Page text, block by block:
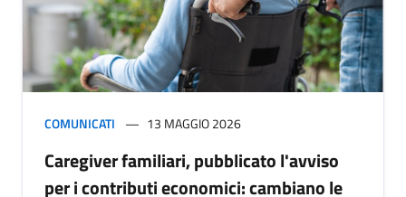
COMUNICATI 13 MAGGIO 2026
Caregiver familiari, pubblicato l'avviso
per i contributi economici: cambiano le